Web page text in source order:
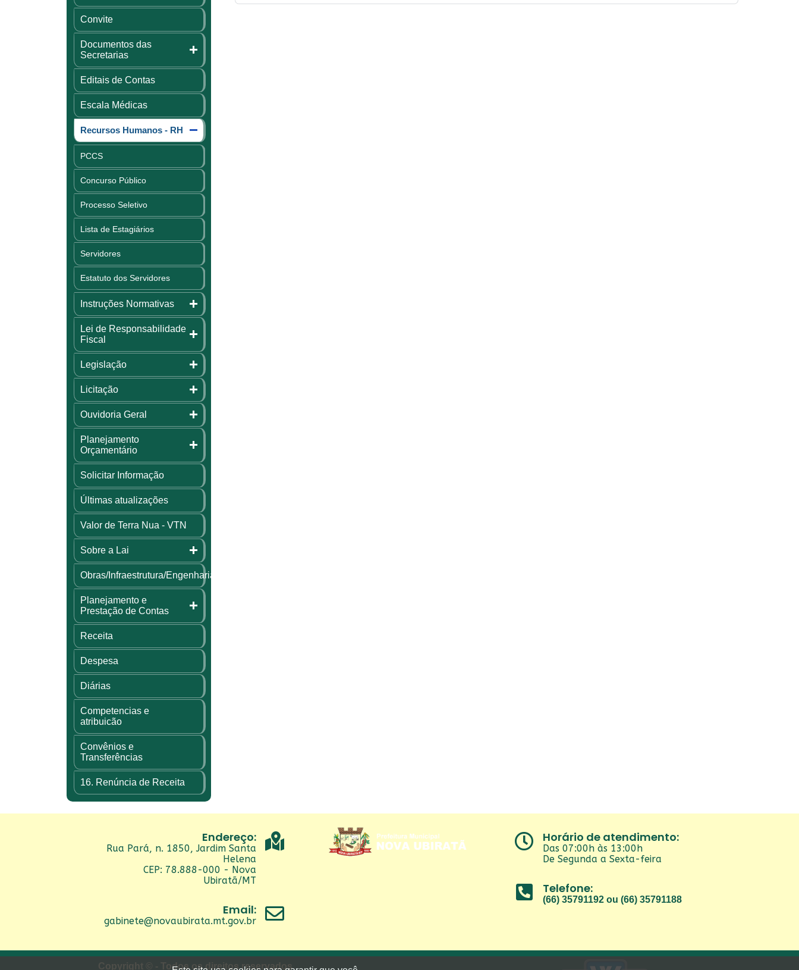
Convite
Documentos das
Secretarias
Editais de Contas
Escala Médicas
Recursos Humanos - RH
PCCS
Concurso Público
Processo Seletivo
Lista de Estagiários
Servidores
Estatuto dos Servidores
Instruções Normativas
Lei de Responsabilidade
Fiscal
Legislação
Licitação
Ouvidoria Geral
Planejamento
Orçamentário
Solicitar Informação
Últimas atualizações
Valor de Terra Nua - VTN
Sobre a Lai
Obras/Infraestrutura/Engenharia
Planejamento e
Prestação de Contas
Receita
Despesa
Diárias
Competencias e
atribuicão
Convênios e
Transferências
16. Renúncia de Receita
Endereço:
Rua Pará, n. 1850, Jardim Santa
Helena
CEP: 78.888-000 - Nova
Ubiratã/MT
Email:
gabinete@novaubirata.mt.gov.br
Horário de atendimento:
Das 07:00h às 13:00h
De Segunda a Sexta-feira
Telefone:
(66) 35791192 ou (66) 35791188
Copyright © - Todos os direitos reservados